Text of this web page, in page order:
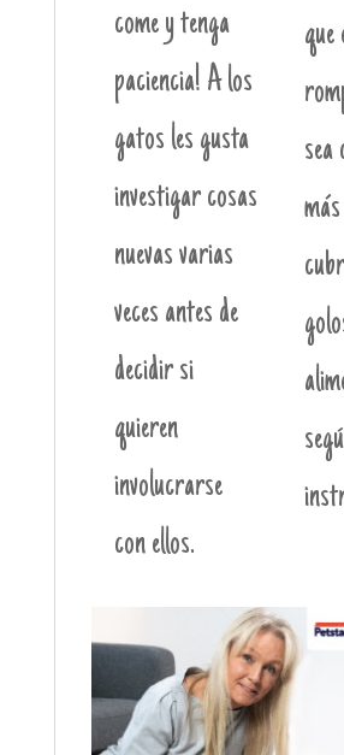
come y tenga
paciencia! A los
gatos les gusta
investigar cosas
nuevas varias
veces antes de
decidir si
quieren
involucrarse
con ellos.
que
sea